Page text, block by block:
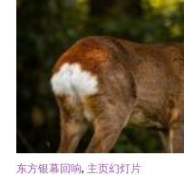
东方银幕回响, 主页幻灯片